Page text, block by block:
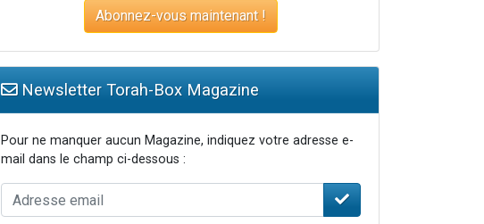
Abonnez-vous maintenant !
Newsletter Torah-Box Magazine
Pour ne manquer aucun Magazine, indiquez votre adresse e-
mail dans le champ ci-dessous :